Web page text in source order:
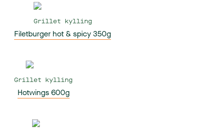
Grillet kylling
Filetburger hot & spicy 350g
Grillet kylling
Hotwings 600g